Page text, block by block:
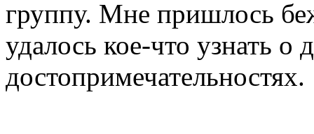
группу. Мне пришлось
удалось кое-что узнать о
достопримечательностях.